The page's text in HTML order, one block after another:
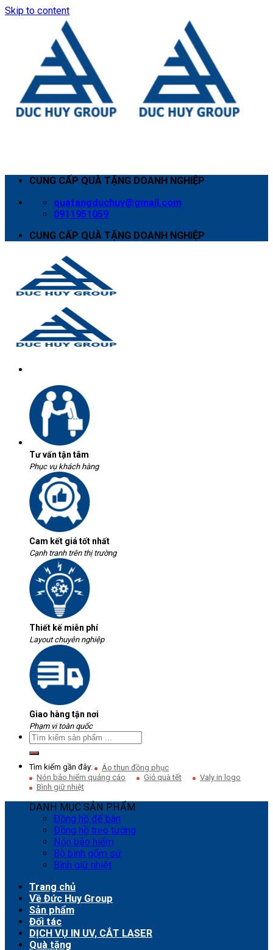
Skip to content
CUNG CẤP QUÀ TẶNG DOANH NGHIỆP
quatangduchuy@gmail.com
0911951059
CUNG CẤP QUÀ TẶNG DOANH NGHIỆP
Tư vấn tận tâm
Phục vụ khách hàng
Cam kết giá tốt nhất
Cạnh tranh trên thị trường
Thiết kế miễn phí
Layout chuyên nghiệp
Giao hàng tận nơi
Phạm vi toàn quốc
Tìm kiếm gần đây:
Áo thun đồng phục
Nón bảo hiểm quảng cáo
Giỏ quà tết
Valy in logo
Bình giữ nhiệt
DANH MỤC SẢN PHẨM
Đồng hồ để bàn
Đồng hồ treo tường
Nón bảo hiểm
Bộ bình gốm sứ
Bình giữ nhiệt
Trang chủ
Về Đức Huy Group
Sản phẩm
Đối tác
DỊCH VỤ IN UV, CẮT LASER
Quà tặng